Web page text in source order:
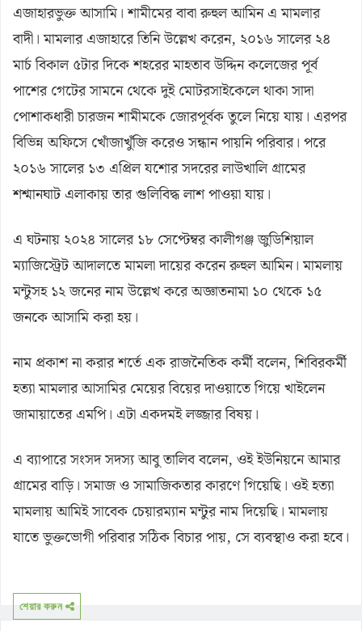
এজাহারভুক্ত আসামি। শামীমের বাবা রুহুল আমিন এ মামলার
বাদী। মামলার এজাহারে তিনি উল্লেখ করেন, ২০১৬ সালের ২৪
মার্চ বিকাল ৫টার দিকে শহরের মাহতাব উদ্দিন কলেজের পূর্ব
পাশের গেটের সামনে থেকে দুই মোটরসাইকেলে থাকা সাদা
পোশাকধারী চারজন শামীমকে জোরপূর্বক তুলে নিয়ে যায়। এরপর
বিভিন্ন অফিসে খোঁজাখুঁজি করেও সন্ধান পায়নি পরিবার। পরে
২০১৬ সালের ১৩ এপ্রিল যশোর সদরের লাউখালি গ্রামের
শশ্মানঘাট এলাকায় তার গুলিবিদ্ধ লাশ পাওয়া যায়।
এ ঘটনায় ২০২৪ সালের ১৮ সেপ্টেম্বর কালীগঞ্জ জুডিশিয়াল
ম্যাজিস্ট্রেট আদালতে মামলা দায়ের করেন রুহুল আমিন। মামলায়
মন্টুসহ ১২ জনের নাম উল্লেখ করে অজ্ঞাতনামা ১০ থেকে ১৫
জনকে আসামি করা হয়।
নাম প্রকাশ না করার শর্তে এক রাজনৈতিক কর্মী বলেন, শিবিরকর্মী
হত্যা মামলার আসামির মেয়ের বিয়ের দাওয়াতে গিয়ে খাইলেন
জামায়াতের এমপি। এটা একদমই লজ্জার বিষয়।
এ ব্যাপারে সংসদ সদস্য আবু তালিব বলেন, ওই ইউনিয়নে আমার
গ্রামের বাড়ি। সমাজ ও সামাজিকতার কারণে গিয়েছি। ওই হত্যা
মামলায় আমিই সাবেক চেয়ারম্যান মন্টুর নাম দিয়েছি। মামলায়
যাতে ভুক্তভোগী পরিবার সঠিক বিচার পায়, সে ব্যবস্থাও করা হবে।
শেয়ার করুন